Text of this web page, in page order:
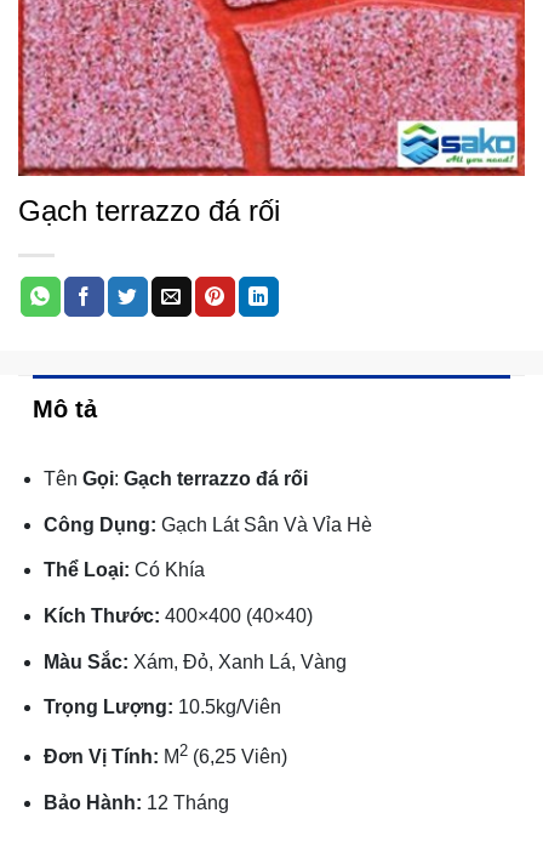
Gạch terrazzo đá rối
Mô tả
Tên Gọi: Gạch terrazzo đá rối
Công Dụng: Gạch Lát Sân Và Vỉa Hè
Thể Loại: Có Khía
Kích Thước: 400×400 (40×40)
Màu Sắc: Xám, Đỏ, Xanh Lá, Vàng
Trọng Lượng: 10.5kg/Viên
Đơn Vị Tính: M 2(6,25 Viên)
Bảo Hành: 12 Tháng